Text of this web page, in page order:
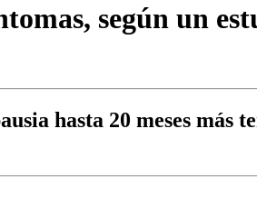
según un
hasta 20 meses más